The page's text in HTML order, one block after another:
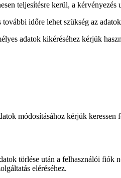
teljesítésre kerül, a kérvényezés
időre lehet szükség az
adatok kikéréséhez kérjük
módosításához kérjük keressen
törlése után a felhasználói fiók
eléréséhez.